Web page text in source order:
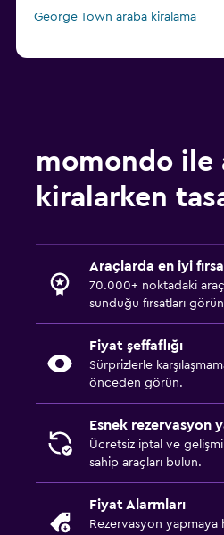
George Town araba kiralama
momondo ile
kiralarken
Araçlarda en iyi
70.000+ noktadaki
sunduğu fırsatları
Fiyat şeffaflığı
Sürprizlerle
önceden görün.
Esnek rezervasyon
Ücretsiz iptal ve
sahip araçları bulun.
Fiyat Alarmları
Rezervasyon yapmaya